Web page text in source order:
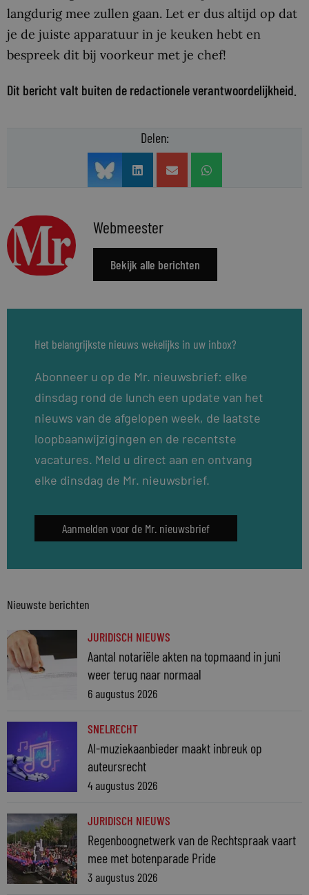
langdurig mee zullen gaan. Let er dus altijd op dat
je de juiste apparatuur in je keuken hebt en
bespreek dit bij voorkeur met je chef!
Dit bericht valt buiten de redactionele verantwoordelijkheid.
Delen:
Webmeester
Bekijk alle berichten
Het belangrijkste nieuws wekelijks in uw inbox?
Abonneer u op de Mr. nieuwsbrief: elke
dinsdag rond de lunch een update van het
nieuws van de afgelopen week, de laatste
loopbaanwijzigingen en de recentste
vacatures. Meld u direct aan en ontvang
elke dinsdag de Mr. nieuwsbrief.
Aanmelden voor de Mr. nieuwsbrief
Nieuwste berichten
JURIDISCH NIEUWS
Aantal notariële akten na topmaand in juni
weer terug naar normaal
6 augustus 2026
SNELRECHT
AI-muziekaanbieder maakt inbreuk op
auteursrecht
4 augustus 2026
JURIDISCH NIEUWS
Regenboognetwerk van de Rechtspraak vaart
mee met botenparade Pride
3 augustus 2026